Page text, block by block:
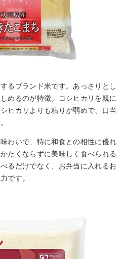
るブランド米です。あっさりとし
めるのが特徴。コシヒカリを親に
ヒカリよりも粘りが弱めで、口当
わいで、特に和食との相性に優れ
たくならずに美味しく食べられる
るだけでなく、お弁当に入れるお
です。